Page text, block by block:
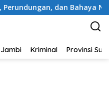
dan Bahaya Narkoba di
Kriminal Provinsi